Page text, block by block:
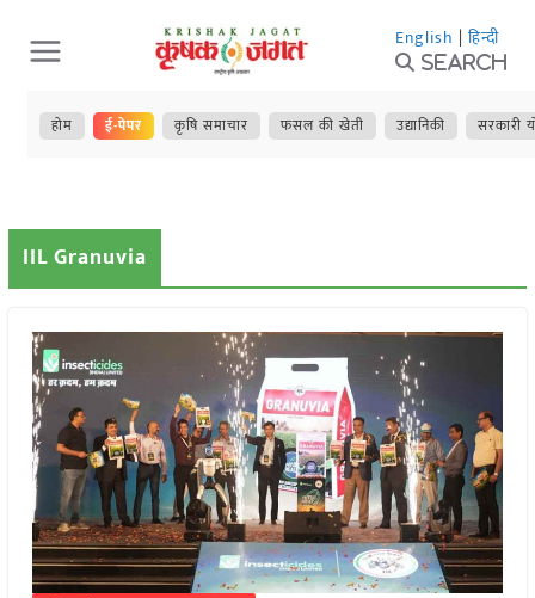
Skip
to
content
English | हिन्दी
Search
होम ई-पेपर कृषि समाचार फसल की खेती उद्यानिकी सरकारी
IIL Granuvia